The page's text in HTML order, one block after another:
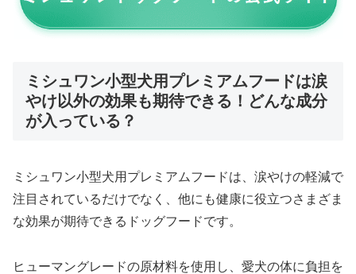
ミシュワン小型犬用プレミアムフードは涙
やけ以外の効果も期待できる！どんな成分
が入っている？
ミシュワン小型犬用プレミアムフードは、涙やけの軽減で
注目されているだけでなく、他にも健康に役立つさまざま
な効果が期待できるドッグフードです。
ヒューマングレードの原材料を使用し、愛犬の体に負担を